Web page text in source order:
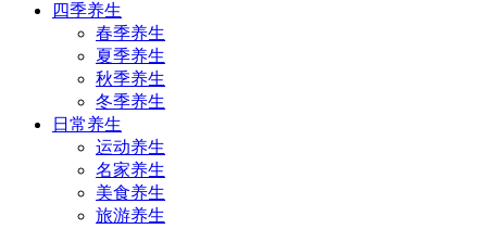
四季养生
春季养生
夏季养生
秋季养生
冬季养生
日常养生
运动养生
名家养生
美食养生
旅游养生